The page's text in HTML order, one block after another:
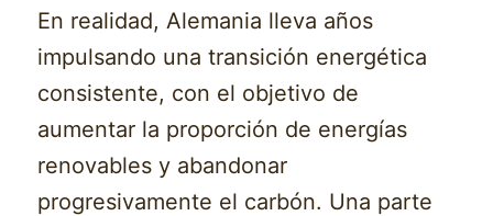
En realidad, Alemania lleva años
impulsando una transición energética
consistente, con el objetivo de
aumentar la proporción de energías
renovables y abandonar
progresivamente el carbón. Una parte